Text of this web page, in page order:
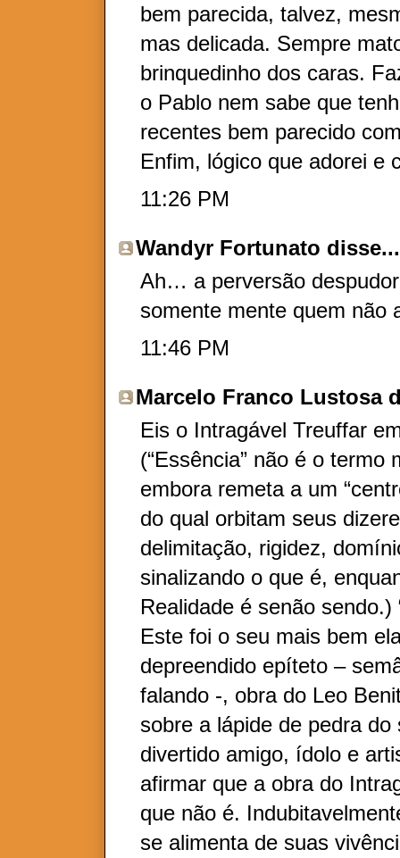
bem parecida, talvez,
mas delicada. Sempre
brinquedinho dos caras.
o Pablo nem sabe que
recentes bem parecido
Enfim, lógico que adorei e
11:26 PM
Wandyr Fortunato disse...
Ah… a perversão
somente mente quem não
11:46 PM
Marcelo Franco Lustosa
Eis o Intragável Treuffar
(“Essência” não é o termo
embora remeta a um
do qual orbitam seus
delimitação, rigidez,
sinalizando o que é,
Realidade é senão sendo.)
Este foi o seu mais bem
depreendido epíteto –
falando -, obra do Leo
sobre a lápide de pedra
divertido amigo, ídolo e
afirmar que a obra do
que não é.
se alimenta de suas